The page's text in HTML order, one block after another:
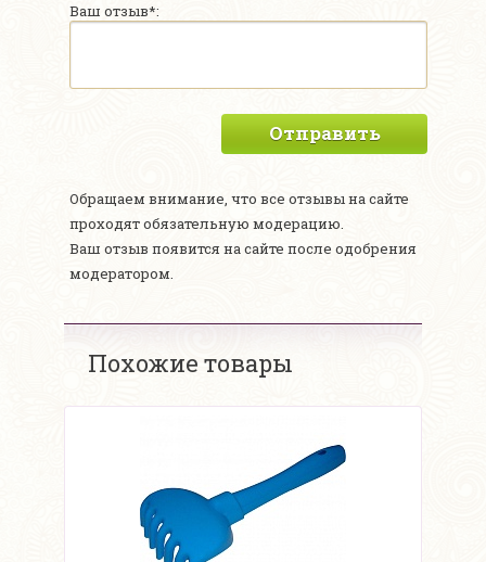
Ваш отзыв*:
Отправить
Обращаем внимание, что все отзывы на сайте
проходят обязательную модерацию.
Ваш отзыв появится на сайте после одобрения
модератором.
Похожие товары